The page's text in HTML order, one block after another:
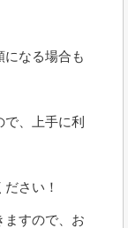
なる場合も
、上手に利
さい！
ますので、お